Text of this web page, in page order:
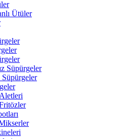
Ütüler
Süpürgeler
Süpürgeler